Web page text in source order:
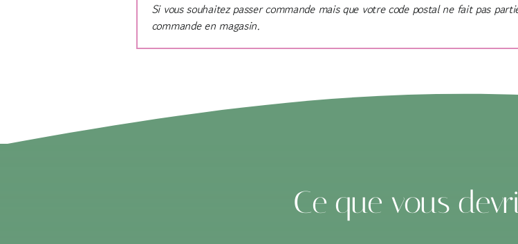
Si vous souhaitez passer commande mais que votre code postal ne fait pas
commande en magasin.
Ce que vous